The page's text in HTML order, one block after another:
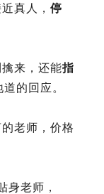
真人， 停
来，还能指
道的回应。
老师，价格
身老师，